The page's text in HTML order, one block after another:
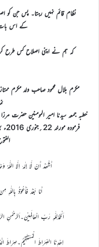
نظام قائم نہیں رہتا۔ پس جن کو
کے اس بات
کہ ہم نے اپنی اصلاح کس طرح
مکرم بلال محمود صاحب ولد مکرم
خطبہ جمعہ سیدنا امیر المومنین حضرت مرزا
أَشْھَدُ أَنْ لَّا إِلٰہَ اِلَّا اللّٰہُ
أَمَّا بَعْدُ فَأَعُوْذُ بِاللّٰہِ
اَلْحَمْدُلِلّٰہِ رَبِّ
اِھْدِنَا الصِّرَاطَ الْمُسْتَقِیْمَ۔صِرَاطَ